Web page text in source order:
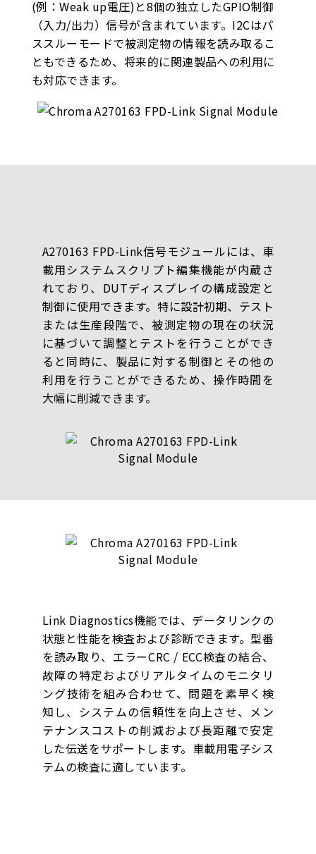
(例：Weak up電圧)と8個の独立したGPIO制御
（入力/出力）信号が含まれています。I2Cはパ
ススルーモードで被測定物の情報を読み取るこ
ともできるため、将来的に関連製品への利用に
も対応できます。
A270163 FPD-Link信号モジュールには、車
載用システムスクリプト編集機能が内蔵さ
れており、DUTディスプレイの構成設定と
制御に使用できます。特に設計初期、テスト
または生産段階で、被測定物の現在の状況
に基づいて調整とテストを行うことができ
ると同時に、製品に対する制御とその他の
利用を行うことができるため、操作時間を
大幅に削減できます。
Link Diagnostics機能では、データリンクの
状態と性能を検査および診断できます。型番
を読み取り、エラーCRC / ECC検査の結合、
故障の特定およびリアルタイムのモニタリ
ング技術を組み合わせて、問題を素早く検
知し、システムの信頼性を向上させ、メン
テナンスコストの削減および長距離で安定
した伝送をサポートします。車載用電子シス
テムの検査に適しています。